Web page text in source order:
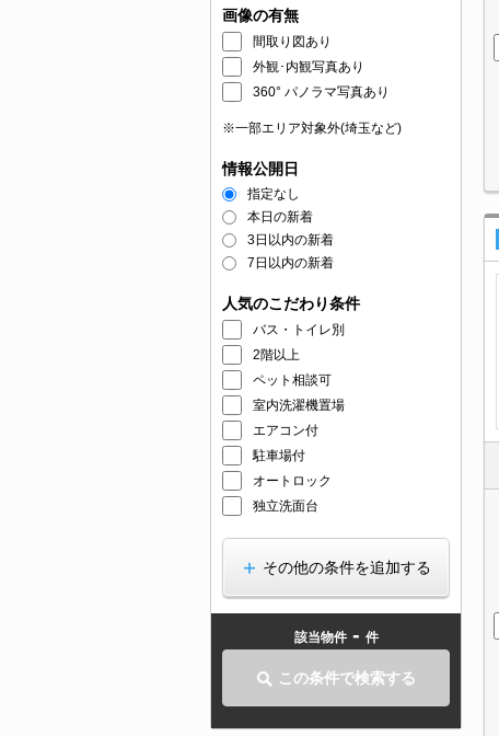
画像の有無
間取り図あり
外観･内観写真あり
360° パノラマ写真あり
※一部エリア対象外(埼玉など)
情報公開日
指定なし
本日の新着
3日以内の新着
7日以内の新着
人気のこだわり条件
バス・トイレ別
2階以上
ペット相談可
室内洗濯機置場
エアコン付
駐車場付
オートロック
独立洗面台
その他の条件を追加する
該当物件 - 件
この条件で検索する